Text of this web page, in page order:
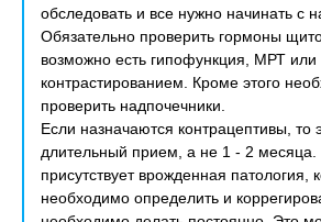
обследовать и все нужно начинать с
Обязательно проверить гормоны
возможно есть гипофункция, МРТ или
контрастированием. Кроме этого
проверить надпочечники.
Если назначаются контрацептивы, то
длительный прием, а не 1 - 2
присутствует врожденная патология,
необходимо определить и